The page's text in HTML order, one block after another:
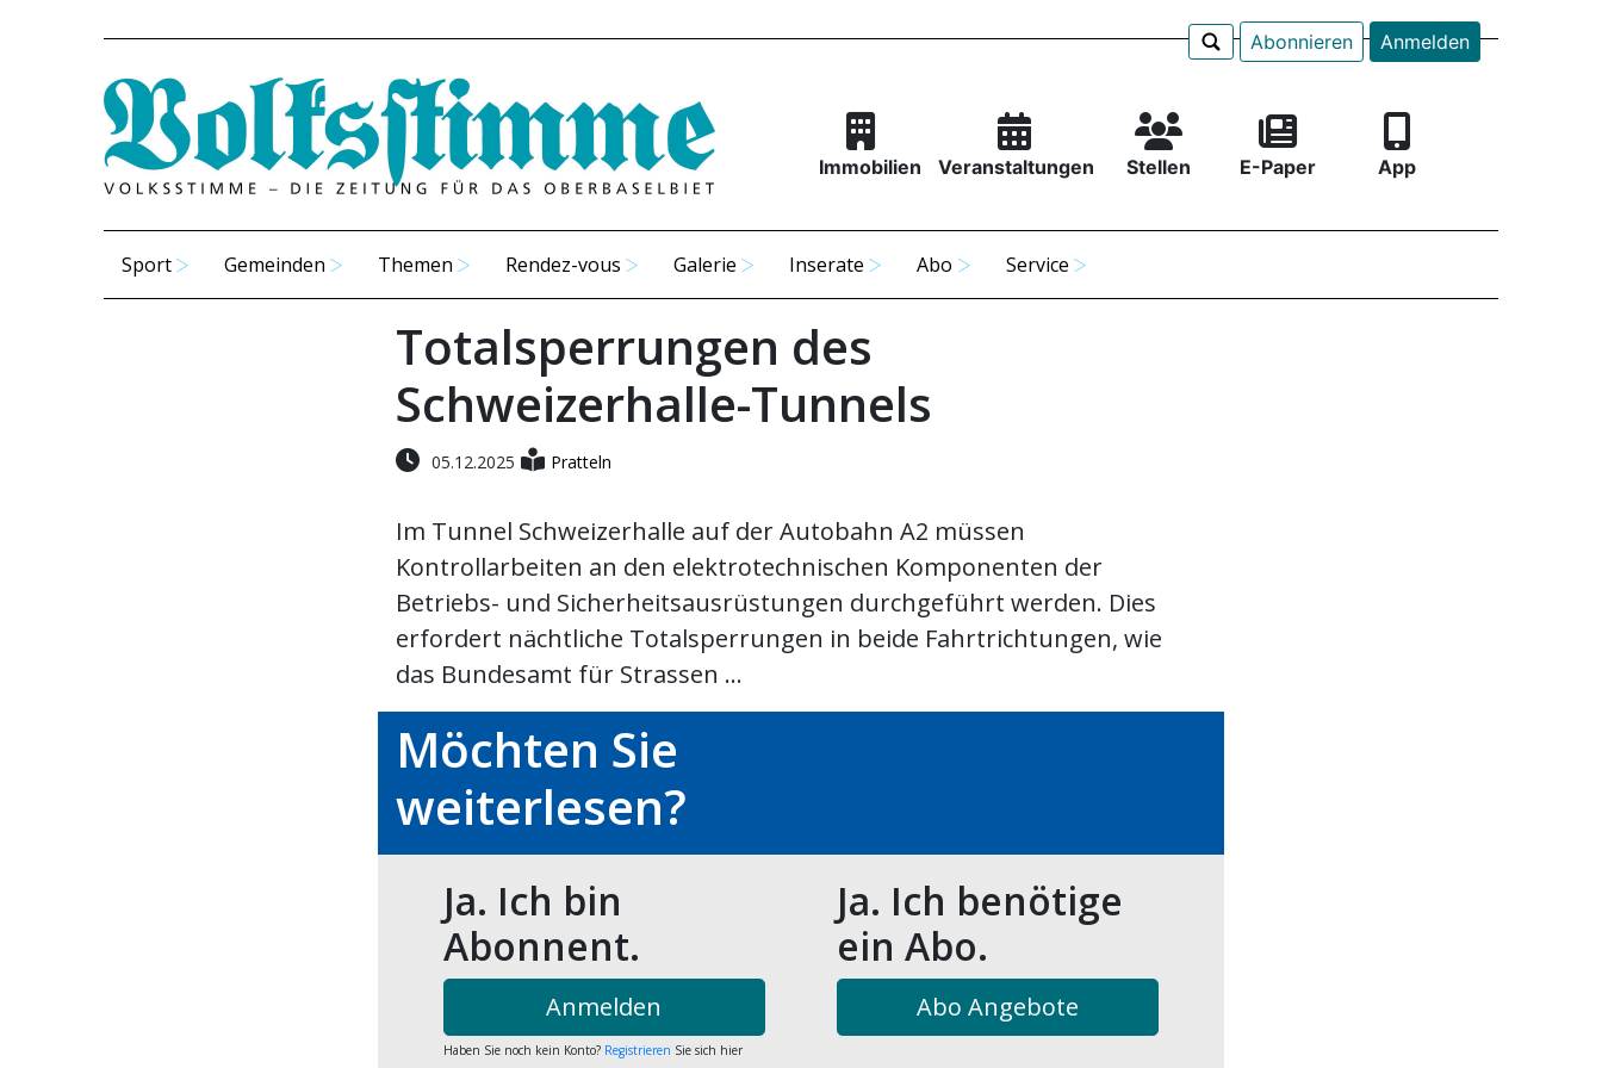
Abonnieren Anmelden
Immobilien Veranstaltungen Stellen E-Paper App
Sport Gemeinden Themen Rendez-vous Galerie Inserate Abo Service
Totalsperrungen des
Schweizerhalle-Tunnels
05.12.2025 Pratteln
Im Tunnel Schweizerhalle auf der Autobahn A2 müssen
Kontrollarbeiten an den elektrotechnischen Komponenten der
Betriebs- und Sicherheitsausrüstungen durchgeführt werden. Dies
erfordert nächtliche Totalsperrungen in beide Fahrtrichtungen, wie
das Bundesamt für Strassen ...
Möchten Sie
weiterlesen?
Ja. Ich bin
Abonnent.
Anmelden
Haben Sie noch kein Konto?Registrieren Sie sich hier
Ja. Ich benötige
ein Abo.
Abo Angebote